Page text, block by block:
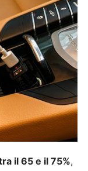
il 65 e il 75%,